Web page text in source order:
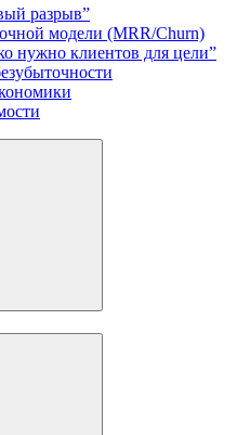
разрыв”
модели (MRR/Churn)
нужно клиентов для цели”